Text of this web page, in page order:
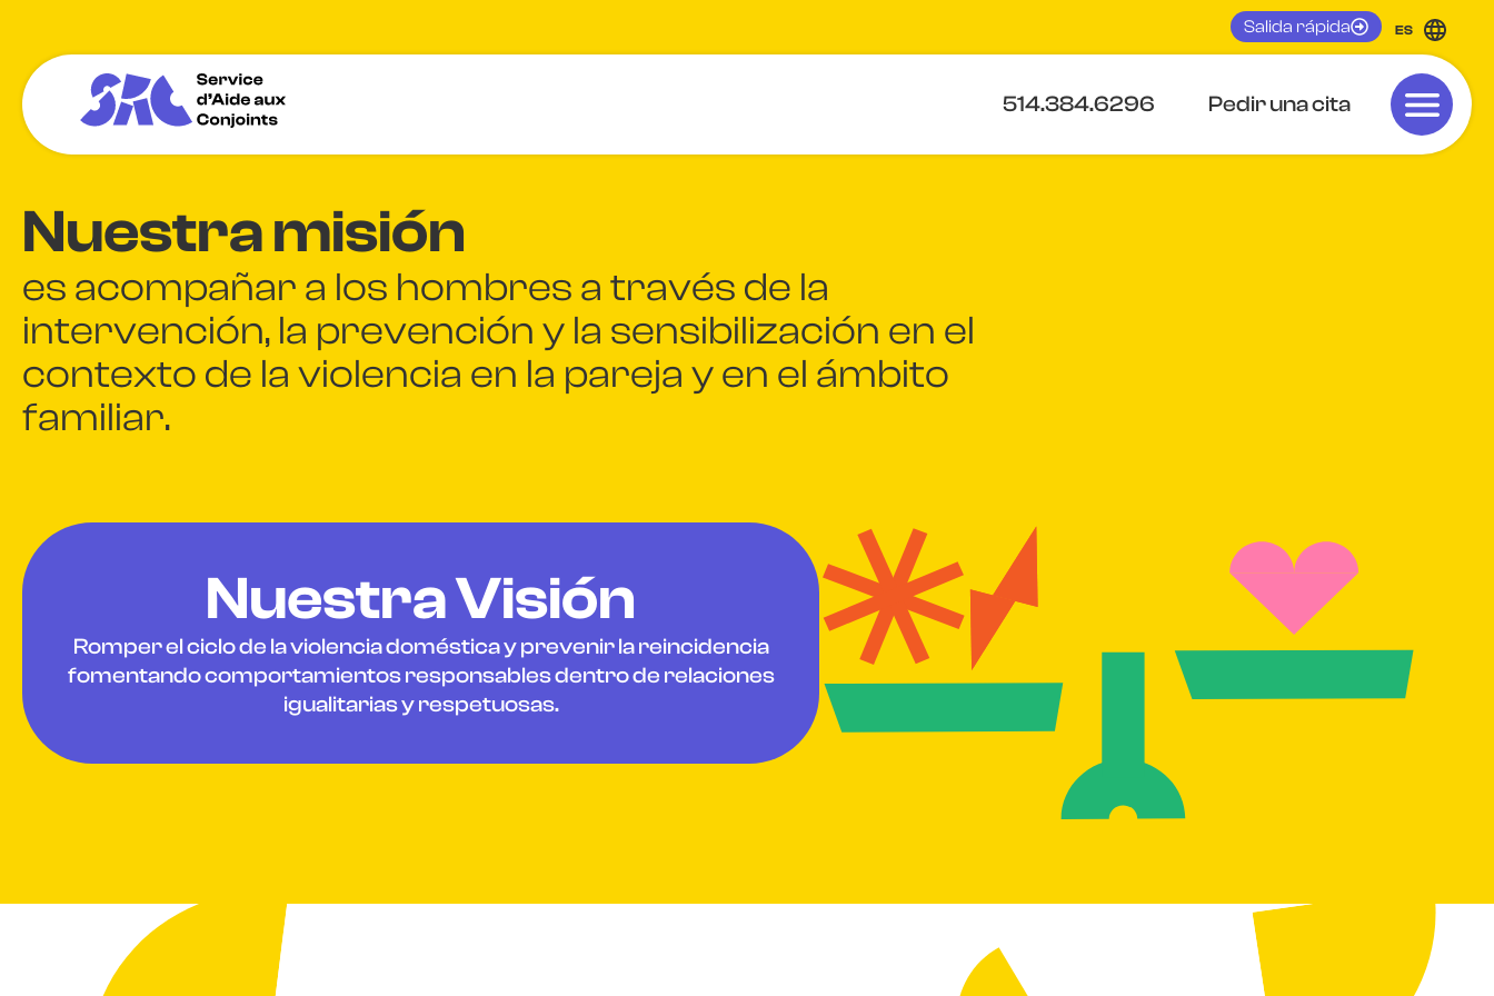
Salida rápida ES
514.384.6296 Pedir una cita
Nuestra misión
es acompañar a los hombres a través de la
intervención, la prevención y la sensibilización en el
contexto de la violencia en la pareja y en el ámbito
familiar.
Nuestra Visión
Romper el ciclo de la violencia doméstica y prevenir la reincidencia
fomentando comportamientos responsables dentro de relaciones
igualitarias y respetuosas.